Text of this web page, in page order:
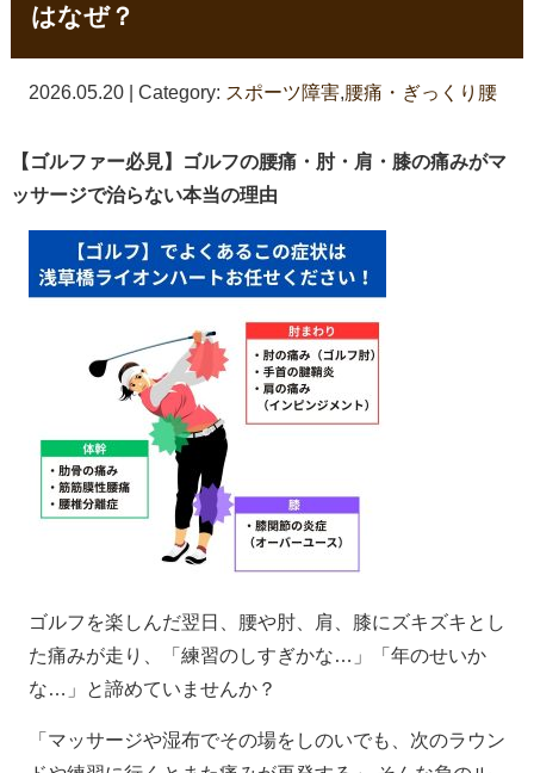
はなぜ？
2026.05.20 | Category: スポーツ障害,腰痛・ぎっくり腰
【ゴルファー必見】ゴルフの腰痛・肘・肩・膝の痛みがマ
ッサージで治らない本当の理由
ゴルフを楽しんだ翌日、腰や肘、肩、膝にズキズキとし
た痛みが走り、「練習のしすぎかな…」「年のせいか
な…」と諦めていませんか？
「マッサージや湿布でその場をしのいでも、次のラウン